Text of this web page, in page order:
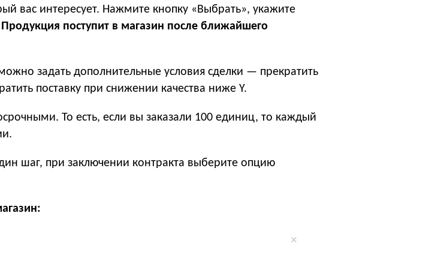
вас интересует. Нажмите кнопку «Выбрать», укажите
Продукция поступит в магазин после ближайшего
задать дополнительные условия сделки — прекратить
поставку при снижении качества ниже Y.
То есть, если вы заказали 100 единиц, то каждый
шаг, при заключении контракта выберите опцию